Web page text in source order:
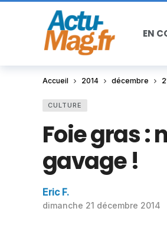
EN
Accueil 2014 décembre
CULTURE
Foie gras :
gavage !
Eric F.
dimanche 21 décembre 2014